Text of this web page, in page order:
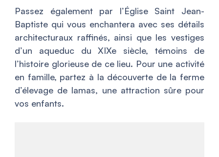
Passez également par l’Église Saint Jean-
Baptiste qui vous enchantera avec ses détails
architecturaux raffinés, ainsi que les vestiges
d’un aqueduc du XIXe siècle, témoins de
l’histoire glorieuse de ce lieu. Pour une activité
en famille, partez à la découverte de la ferme
d’élevage de lamas, une attraction sûre pour
vos enfants.